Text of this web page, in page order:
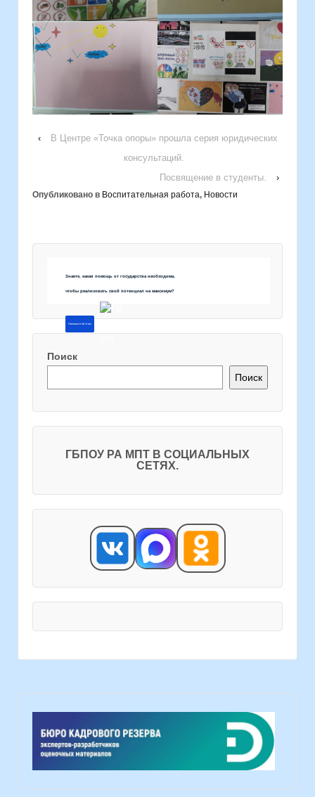
‹
В Центре «Точка опоры» прошла серия юридических
консультаций.
Посвящение в студенты.
›
Опубликовано в Воспитательная работа, Новости
Знаете, какая помощь от государства необходима,
чтобы реализовать свой потенциал на максимум?
Напишите об этом
Поиск
Поиск
ГБПОУ РА МПТ В СОЦИАЛЬНЫХ
СЕТЯХ.